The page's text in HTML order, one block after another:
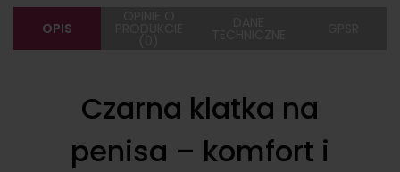
OPIS
Czarna klatka na
penisa – komfort i